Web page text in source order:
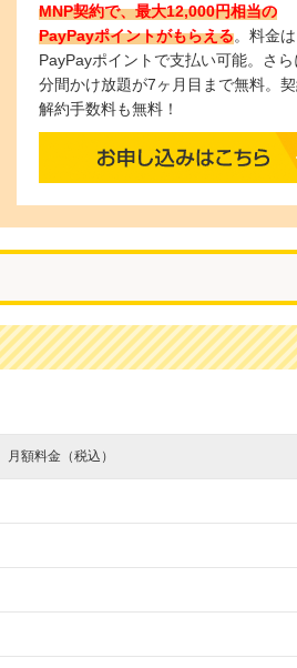
MNP契約で、最大12,000円相当の
PayPayポイントがもらえる。料金は
PayPayポイントで支払い可能。さ
分間かけ放題が7ヶ月目まで無料。契
解約手数料も無料！
月額料金（税込）